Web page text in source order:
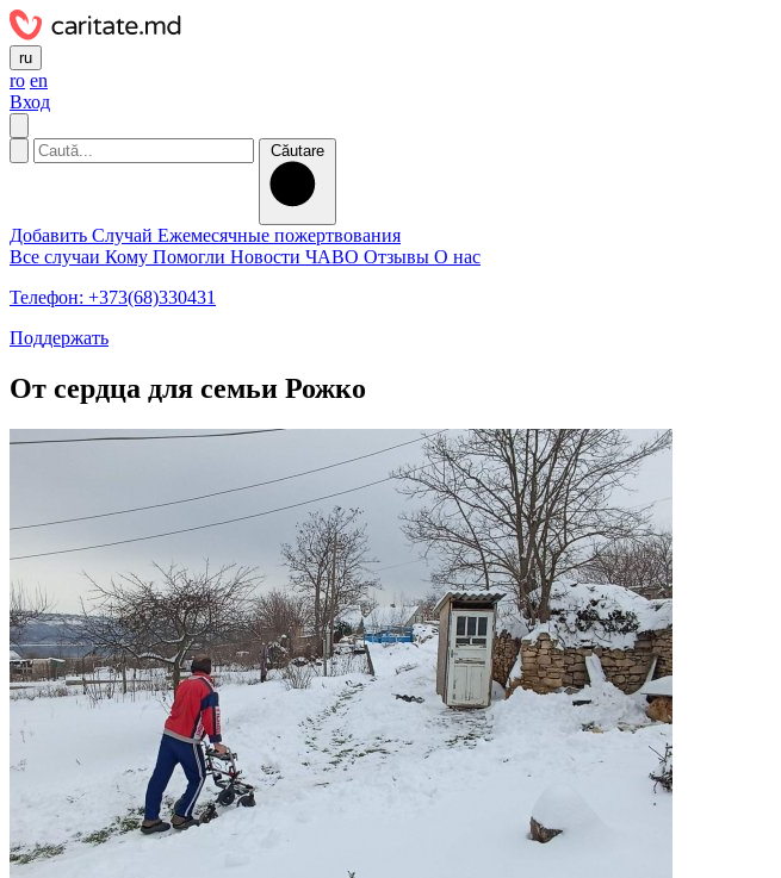
ru
ro en
Вход
Căutare
Добавить Случай Ежемесячные пожертвования
Все случаи Кому Помогли Новости ЧАВО Отзывы О нас
Телефон: +373(68)330431
Поддержать
От сердца для семьи Рожко